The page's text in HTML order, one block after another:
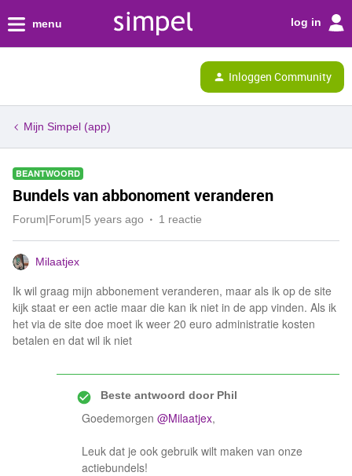
menu log in
Inloggen Community
Mijn Simpel (app)
BEANTWOORD
Bundels van abbonoment veranderen
Forum|Forum|5 years ago 1 reactie
Milaatjex
Ik wil graag mijn abbonement veranderen, maar als ik op de site
kijk staat er een actie maar die kan ik niet in de app vinden. Als ik
het via de site doe moet ik weer 20 euro administratie kosten
betalen en dat wil ik niet
Beste antwoord doorPhil
Goedemorgen @Milaatjex,
Leuk dat je ook gebruik wilt maken van onze
actiebundels!